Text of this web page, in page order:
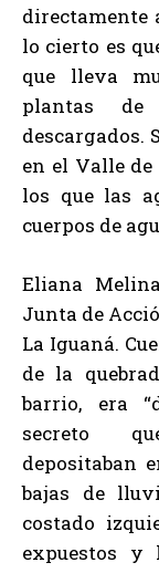
directamente
lo cierto es
que lleva
plantas
descargados.
en el Valle
los que las
cuerpos de
Eliana
Junta de
La Iguaná.
de la
barrio, era
secreto
depositaban
bajas de
costado
expuestos y